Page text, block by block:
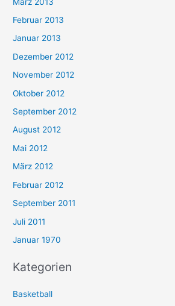
Februar 2013
Januar 2013
Dezember 2012
November 2012
Oktober 2012
September 2012
August 2012
Mai 2012
März 2012
Februar 2012
September 2011
Juli 2011
Januar 1970
Kategorien
Basketball